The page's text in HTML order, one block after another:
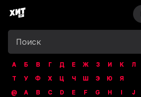
А Б В Г Д Е Ж З И К Л
Т
У Ф Х Ц Ч Ш Э Ю
Я
@
A B C D E F G H I J